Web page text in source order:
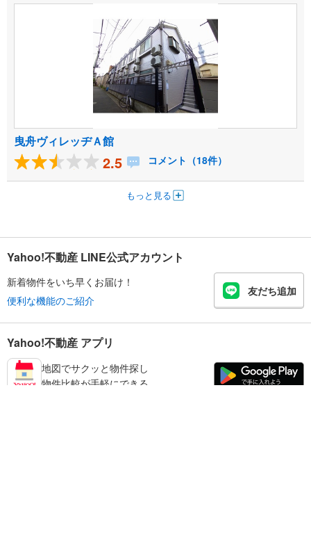
曳舟ヴィレッヂＡ館
2.5 コメント（18件）
もっと見る
Yahoo!不動産 LINE公式アカウント
新着物件をいち早くお届け！
便利な機能のご紹介
友だち追加
Yahoo!不動産 アプリ
地図でサクッと物件探し
物件比較が手軽にできる